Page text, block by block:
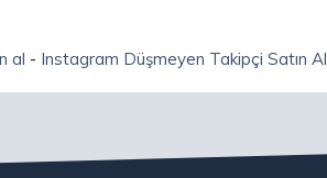
al - Instagram Düşmeyen Takipçi Satın Al